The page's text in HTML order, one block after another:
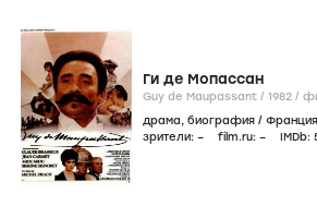
Ги де Мопассан
Guy de Maupassant / 1982 /
драма, биография / Франция
зрители: – film.ru: – IMDb: